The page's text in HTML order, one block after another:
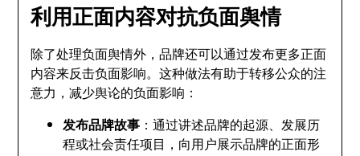
利用正面内容对抗负面舆情
除了处理负面舆情外，品牌还可以通过发布更多正面
内容来反击负面影响。这种做法有助于转移公众的注
意力，减少舆论的负面影响：
发布品牌故事 ：通过讲述品牌的起源、发展历
程或社会责任项目，向用户展示品牌的正面形